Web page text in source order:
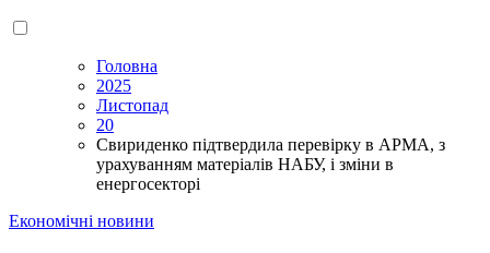
Головна
2025
Листопад
20
Свириденко підтвердила перевірку в АРМА, з
урахуванням матеріалів НАБУ, і зміни в
енергосекторі
Економічні новини